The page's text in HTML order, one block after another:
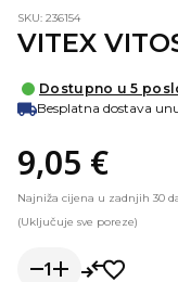
SKU: 236154
VITEX
Dostupno u 5
Besplatna dostava
9,05 €
Najniža cijena u zadnjih 30
(Uključuje sve poreze)
1